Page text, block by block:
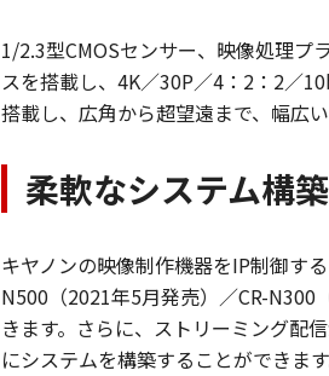
1/2.3型CMOSセンサー、映像処理プ
スを搭載し、4K／30P／4：2：2／
搭載し、広角から超望遠まで、幅広
柔軟なシステム構
キヤノンの映像制作機器をIP制御す
N500（2021年5月発売）／CR-
きます。さらに、ストリーミング配
にシステムを構築することができます